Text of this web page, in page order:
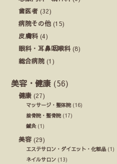
歯医者 (32)
病院その他 (15)
皮膚科 (4)
眼科・耳鼻咽喉科 (8)
総合病院 (1)
美容・健康 (56)
健康 (27)
マッサージ・整体院(16)
接骨院・整骨院(17)
鍼灸(1)
美容 (29)
エステサロン・ダイエット・化粧品 (1)
ネイルサロン (13)